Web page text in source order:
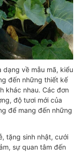
dạng về mẫu mã, kiểu
đến những thiết kế
khác nhau. Các đơn
độ tươi mới của
để mang đến những
tặng sinh nhật, cưới
sự quan tâm đến